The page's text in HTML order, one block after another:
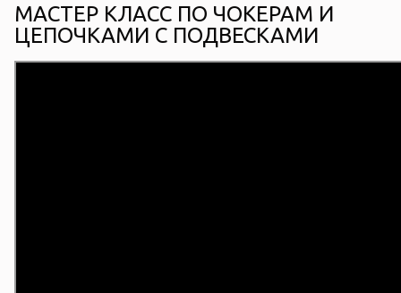
МАСТЕР КЛАСС ПО ЧОКЕРАМ И
ЦЕПОЧКАМИ С ПОДВЕСКАМИ